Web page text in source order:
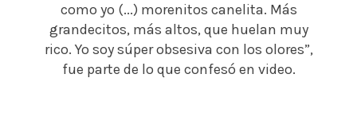
como yo (...) morenitos canelita. Más
grandecitos, más altos, que huelan muy
rico. Yo soy súper obsesiva con los olores”,
fue parte de lo que confesó en video.